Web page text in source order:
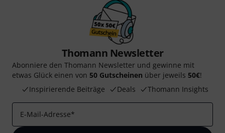
Thomann Newsletter
Abonniere den Thomann Newsletter und gewinne mit
etwas Glück einen von 50 Gutscheinen über jeweils 50€!
Inspirierende Beiträge
Deals Thomann Insights
E-Mail-Adresse*